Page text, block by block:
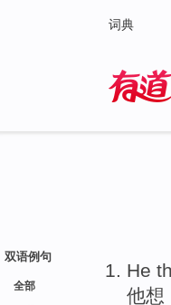
词典
双语例句
全部
He
他想